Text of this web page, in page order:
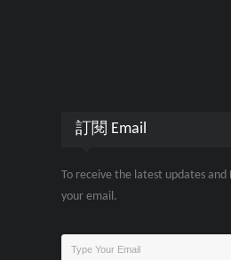
訂閱 Email
To receive the latest updates and
your email.